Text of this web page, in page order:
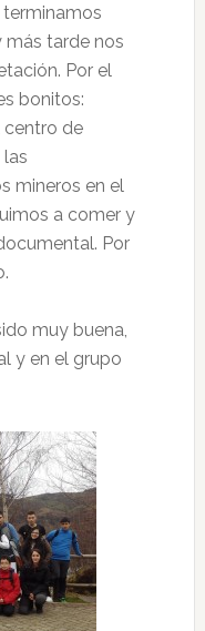
tarde nos
Por el
bonitos:
centro de
mineros en el
a comer y
Por
muy buena,
y en el grupo